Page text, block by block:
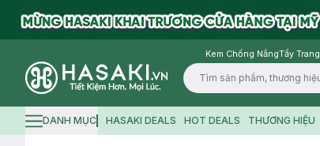
Kem Chống NắngTẩy Trang
Logo
Hamburger icon
DANH MỤC HASAKI DEALS HOT DEALS THƯƠNG HIỆU